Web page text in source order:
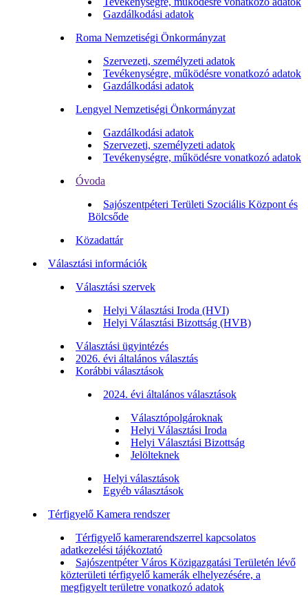
Gazdálkodási adatok
Roma Nemzetiségi Önkormányzat
Szervezeti, személyzeti adatok
Tevékenységre, működésre vonatkozó adatok
Gazdálkodási adatok
Lengyel Nemzetiségi Önkormányzat
Gazdálkodási adatok
Szervezeti, személyzeti adatok
Tevékenységre, működésre vonatkozó adatok
Óvoda
Sajószentpéteri Területi Szociális Központ és
Bölcsőde
Közadattár
Választási információk
Választási szervek
Helyi Választási Iroda (HVI)
Helyi Választási Bizottság (HVB)
Választási ügyintézés
2026. évi általános választás
Korábbi választások
2024. évi általános választások
Választópolgároknak
Helyi Választási Iroda
Helyi Választási Bizottság
Jelölteknek
Helyi választások
Egyéb választások
Térfigyelő Kamera rendszer
Térfigyelő kamerarendszerrel kapcsolatos
adatkezelési tájékoztató
Sajószentpéter Város Közigazgatási Területén lévő
közterületi térfigyelő kamerák elhelyezésére, a
megfigyelt területre vonatkozó adatok